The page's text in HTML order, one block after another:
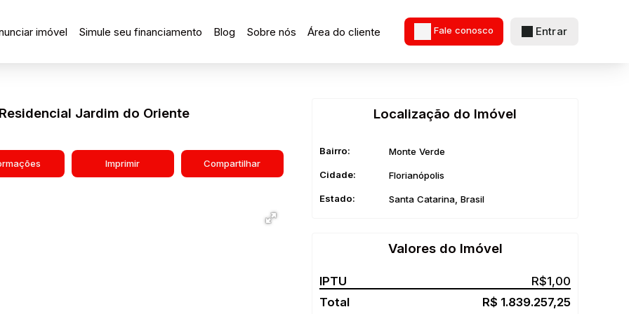
Entrar
Fale conosco
Área do cliente
Sobre nós
Blog
Simule seu financiamento
imóvel
Jardim do Oriente
Imprimir Compartilhar
Localização do Imóvel
Bairro: Monte Verde
Cidade: Florianópolis
Estado: Santa Catarina, Brasil
Valores do Imóvel
R$ 1.839.257,25
R$1,00